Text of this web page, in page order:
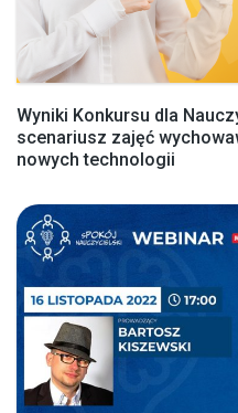
Wyniki Konkursu dla
scenariusz zajęć
nowych technologii